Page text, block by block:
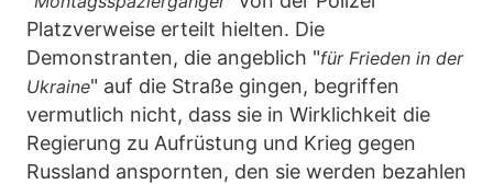
Platzverweise erteilt hielten. Die
Demonstranten, die angeblich "für Frieden in der
Ukraine" auf die Straße gingen, begriffen
vermutlich nicht, dass sie in Wirklichkeit die
Regierung zu Aufrüstung und Krieg gegen
Russland anspornten, den sie werden bezahlen